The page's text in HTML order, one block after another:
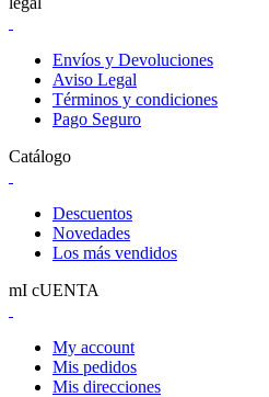
Envíos y Devoluciones
Aviso Legal
Términos y condiciones
Pago Seguro
Catálogo
Descuentos
Novedades
Los más vendidos
mI cUENTA
My account
Mis pedidos
Mis direcciones